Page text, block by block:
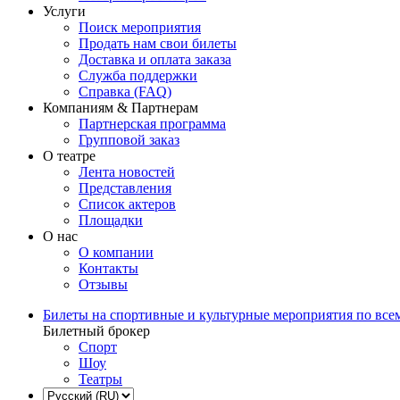
Услуги
Поиск мероприятия
Продать нам свои билеты
Доставка и оплата заказа
Служба поддержки
Справка (FAQ)
Компаниям & Партнерам
Партнерская программа
Групповой заказ
О театре
Лента новостей
Представления
Список актеров
Площадки
О нас
О компании
Контакты
Отзывы
Билеты на спортивные и культурные мероприятия по
Билетный брокер
Спорт
Шоу
Театры